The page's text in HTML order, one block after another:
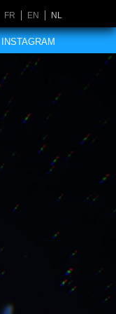
FR EN NL
INSTAGRAM